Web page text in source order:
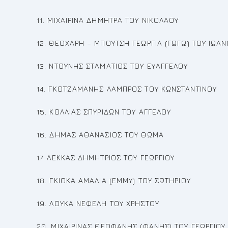
11. ΜΙΧΑΙΡΙΝΑ ΔΗΜΗΤΡΑ ΤΟΥ ΝΙΚΟΛΑΟΥ
12. ΘΕΟΧΑΡΗ – ΜΠΟΥΤΣΗ ΓΕΩΡΓΙΑ (ΓΩΓΩ) ΤΟΥ
13. ΝΤΟΥΝΗΣ ΣΤΑΜΑΤΙΟΣ ΤΟΥ ΕΥΑΓΓΕΛΟΥ
14. ΓΚΟΤΖΑΜΑΝΗΣ ΛΑΜΠΡΟΣ ΤΟΥ ΚΩΝΣΤΑΝΤΙΝΟΥ
15. ΚΟΛΛΙΑΣ ΣΠΥΡΙΔΩΝ ΤΟΥ ΑΓΓΕΛΟΥ
16. ΔΗΜΑΣ ΑΘΑΝΑΣΙΟΣ ΤΟΥ ΘΩΜΑ
17. ΛΕΚΚΑΣ ΔΗΜΗΤΡΙΟΣ ΤΟΥ ΓΕΩΡΓΙΟΥ
18. ΓΚΙΟΚΑ ΑΜΑΛΙΑ (ΕΜΜΥ) ΤΟΥ ΣΩΤΗΡΙΟΥ
19. ΛΟΥΚΑ ΝΕΦΕΛΗ ΤΟΥ ΧΡΗΣΤΟΥ
20. ΜΙΧΑΙΡΙΝΑΣ ΘΕΟΦΑΝΗΣ (ΦΑΝΗΣ) ΤΟΥ ΓΕΩΡΓΙΟΥ